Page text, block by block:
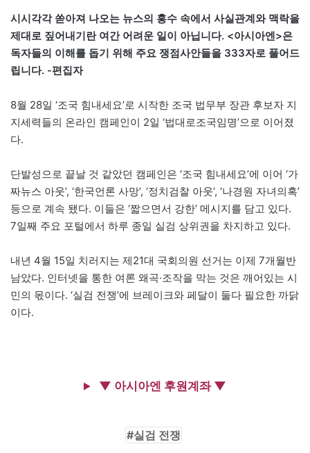
시시각각 쏟아져 나오는 뉴스의 홍수 속에서 사실관계와 맥락을
제대로 짚어내기란 여간 어려운 일이 아닙니다. <아시아엔>은
독자들의 이해를 돕기 위해 주요 쟁점사안들을 333자로 풀어드
립니다. -편집자
8월 28일 ‘조국 힘내세요’로 시작한 조국 법무부 장관 후보자 지
지세력들의 온라인 캠페인이 2일 ‘법대로조국임명’으로 이어졌
다.
단발성으로 끝날 것 같았던 캠페인은 ‘조국 힘내세요’에 이어 ‘가
짜뉴스 아웃’, ‘한국언론 사망’, ‘정치검찰 아웃’, ‘나경원 자녀의혹’
등으로 계속 됐다. 이들은 ‘짧으면서 강한’ 메시지를 담고 있다.
7일째 주요 포털에서 하루 종일 실검 상위권을 차지하고 있다.
내년 4월 15일 치러지는 제21대 국회의원 선거는 이제 7개월반
남았다. 인터넷을 통한 여론 왜곡·조작을 막는 것은 깨어있는 시
민의 몫이다. ‘실검 전쟁’에 브레이크와 페달이 둘다 필요한 까닭
이다.
▼ 아시아엔 후원계좌 ▼
실검 전쟁